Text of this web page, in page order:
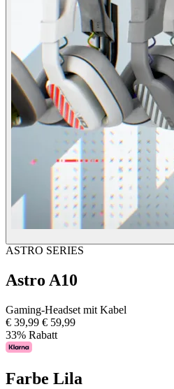
ASTRO SERIES
Astro A10
Gaming-Headset mit Kabel
€ 39,99 € 59,99
33% Rabatt
Farbe Lila